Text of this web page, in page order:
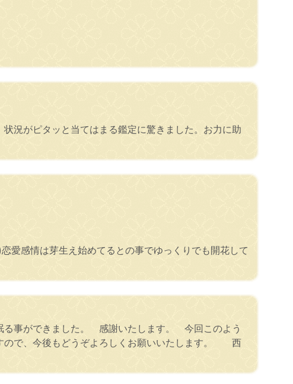
況がピタッと当てはまる鑑定に驚きました。お力に助
愛感情は芽生え始めてるとの事でゆっくりでも開花して
る事ができました。 感謝いたします。 今回このよう
ので、今後もどうぞよろしくお願いいたします。 西